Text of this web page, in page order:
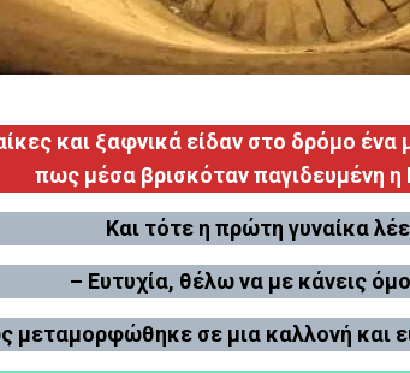
και ξαφνικά είδαν στο δρόμο
πως μέσα βρισκόταν παγιδευμένη η
Και τότε η πρώτη γυναίκα
– Ευτυχία, θέλω να με κάνεις
μεταμορφώθηκε σε μια καλλονή και